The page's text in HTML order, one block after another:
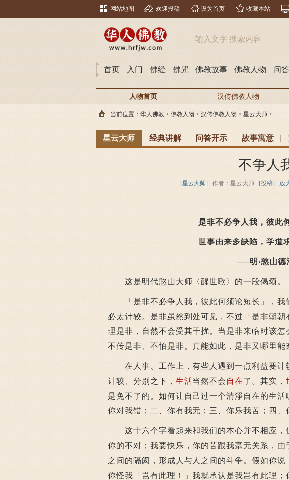
网站地图 欢迎投稿 设为首页 收藏本站
首页 入门 佛经 佛咒 佛教故事 佛教人物 问答
人物首页 汉传佛教人物
当前位置： 华人佛教 > 佛教人物 > 汉传佛教人物 > 星云大师 >
星云大师 经典讲解 问答开示 故事寓意
不争人
[星云大师] 作者：星云大师 [投稿] 放
是非不必争人我，彼此
世事由来多缺陷，学道
──明‧憨山德
这是明代憨山大师〈醒世歌〉的一段偈颂。
「是非不必争人我，彼此何须论短长」，我
必太计较。是非虽然到处可见，不过「是非朝
理是非，自然不会受其干扰。当是非来临时该怎
不传是非、不怕是非。真能如此，是非又哪里能
在人事、工作上，有些人遇到一点利益要计
计较、分别之下， 生活当然不会 自在了。其实，
是免不了的。如何让自己过一个清淨自在的生活
你对我错；二、你有我无；三、你乐我苦；四、
这十六个字看起来和我们的本心并不相应，
你的不对；我要快乐，你的苦跟我毫无关系，由
之间的隔阂，形成人与人之间的斗争。假如你说
你怪我「岂有此理！」我就承认是我岂有此理